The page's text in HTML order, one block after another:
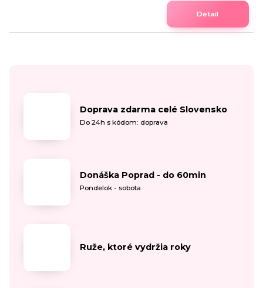
Detail
Doprava zdarma celé Slovensko
Do 24h s kódom: doprava
Donáška Poprad - do 60min
Pondelok - sobota
Ruže, ktoré vydržia roky